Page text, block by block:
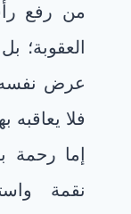
من رفع
العقوبة؛
عرض نفسه
فلا
إما رحمة
نقمة